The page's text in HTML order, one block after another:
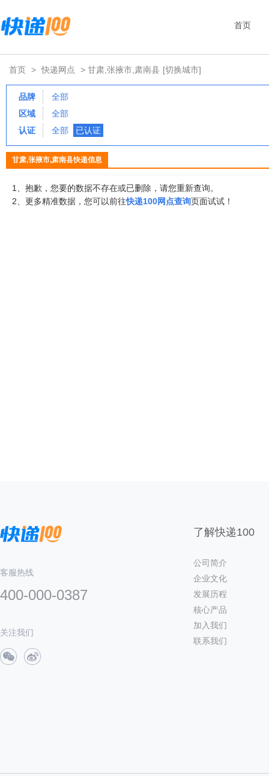
首页
首页 > 快递网点 > 甘肃,张掖市,肃南县 [切换城市]
品牌
全部
区域
全部
认证
全部 已认证
甘肃,张掖市,肃南县快递信息
1、抱歉，您要的数据不存在或已删除，请您重新查询。
2、更多精准数据，您可以前往快递100网点查询页面试试！
客服热线
400-000-0387
关注我们
了解快递100
公司简介
企业文化
发展历程
核心产品
加入我们
联系我们